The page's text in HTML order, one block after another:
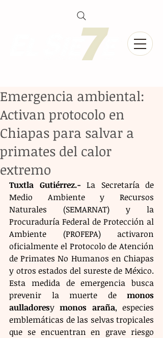
Emergencia ambiental:
Activan protocolo en
Chiapas para salvar a
primates del calor
extremo
Tuxtla Gutiérrez.- La Secretaría de
Medio Ambiente y Recursos
Naturales (SEMARNAT) y la
Procuraduría Federal de Protección al
Ambiente (PROFEPA) activaron
oficialmente el Protocolo de Atención
de Primates No Humanos en Chiapas
y otros estados del sureste de México.
Esta medida de emergencia busca
prevenir la muerte de monos
aulladoresy monos araña, especies
emblemáticas de las selvas tropicales
que se encuentran en grave riesgo